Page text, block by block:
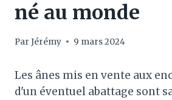
né au monde
Par Jérémy 9 mars 2024
Les ânes mis en vente aux
d'un éventuel abattage sont